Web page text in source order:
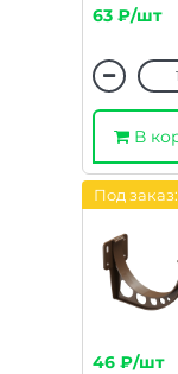
63 ₽/шт
В
Под
46 ₽/шт